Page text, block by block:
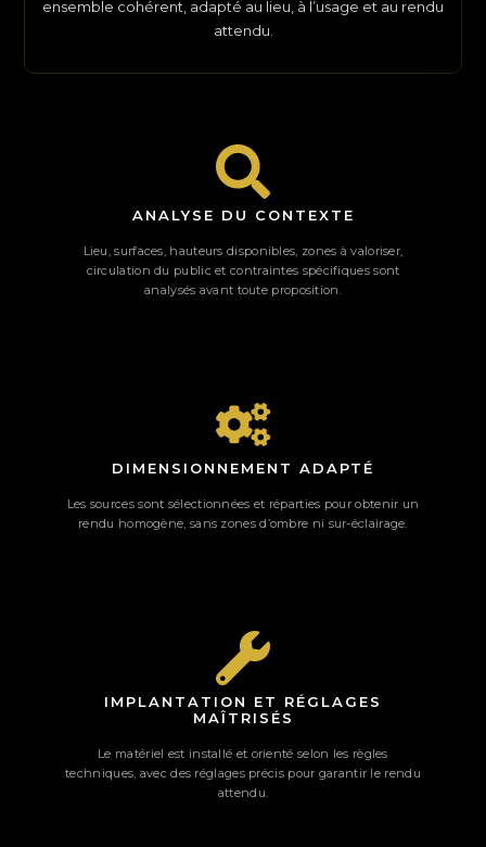
ensemble cohérent, adapté au lieu, à l’usage et au rendu
attendu.
ANALYSE DU CONTEXTE
Lieu, surfaces, hauteurs disponibles, zones à valoriser,
circulation du public et contraintes spécifiques sont
analysés avant toute proposition.
DIMENSIONNEMENT ADAPTÉ
Les sources sont sélectionnées et réparties pour obtenir un
rendu homogène, sans zones d’ombre ni sur-éclairage.
IMPLANTATION ET RÉGLAGES
MAÎTRISÉS
Le matériel est installé et orienté selon les règles
techniques, avec des réglages précis pour garantir le rendu
attendu.